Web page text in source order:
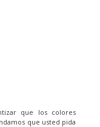
que los colores
que usted pida